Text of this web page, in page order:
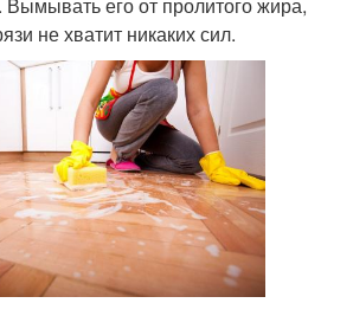
его от пролитого жира,
не хватит никаких сил.